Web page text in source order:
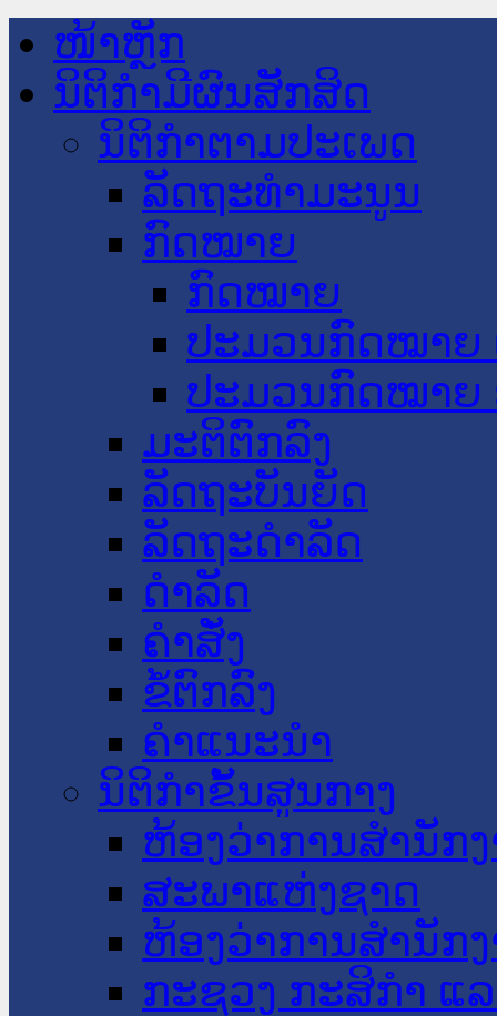
ໜ້າຫຼັກ
ນິຕິກໍາມີຜົນສັກສິດ
ນິຕິກໍາຕາມປະເພດ
ລັດຖະທໍາມະນູນ
ກົດໝາຍ
ກົດໝາຍ
ປະມວນກົດໝາຍ
ປະມວນກົດໝາຍ
ມະຕິຕົກລົງ
ລັດຖະບັນຍັດ
ລັດຖະດໍາລັດ
ດໍາລັດ
ຄໍາສັ່ງ
ຂໍ້ຕົກລົງ
ຄໍາແນະນໍາ
ນິຕິກໍາຂັ້ນສູນກາງ
ຫ້ອງວ່າການສໍານັກ
ສະພາແຫ່ງຊາດ
ຫ້ອງວ່າການສຳນັກ
ກະຊວງ ກະສິກຳ ແ